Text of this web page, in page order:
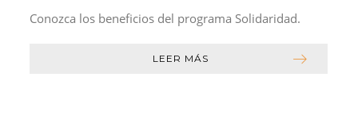
Conozca los beneficios del programa Solidaridad.
LEER MÁS